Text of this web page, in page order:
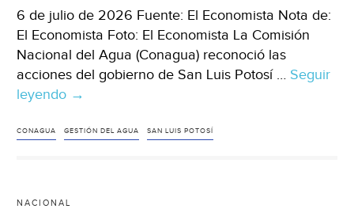
6 de julio de 2026 Fuente: El Economista Nota de:
El Economista Foto: El Economista La Comisión
Nacional del Agua (Conagua) reconoció las
acciones del gobierno de San Luis Potosí … Seguir
leyendo San
Potosí–
→
CONAGUA GESTIÓN DEL AGUA SAN LUIS POTOSÍ
NACIONAL